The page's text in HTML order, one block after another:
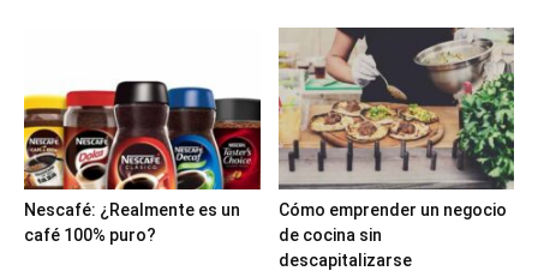
Nescafé: ¿Realmente es un
café 100% puro?
Cómo emprender un negocio
de cocina sin
descapitalizarse